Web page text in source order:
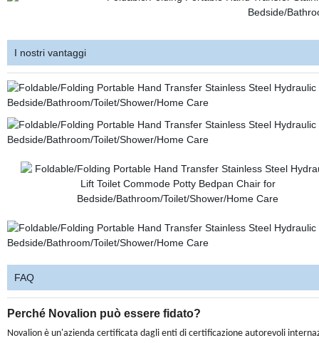
I nostri vantaggi
FAQ
Perché Novalion può essere fidato?
Novalion è un'azienda certificata dagli enti di certificazione autorevoli